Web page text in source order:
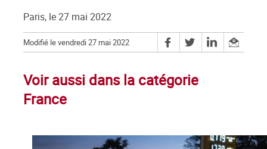
Paris, le 27 mai 2022
Modifié le vendredi 27 mai 2022
Voir aussi dans la catégorie
France